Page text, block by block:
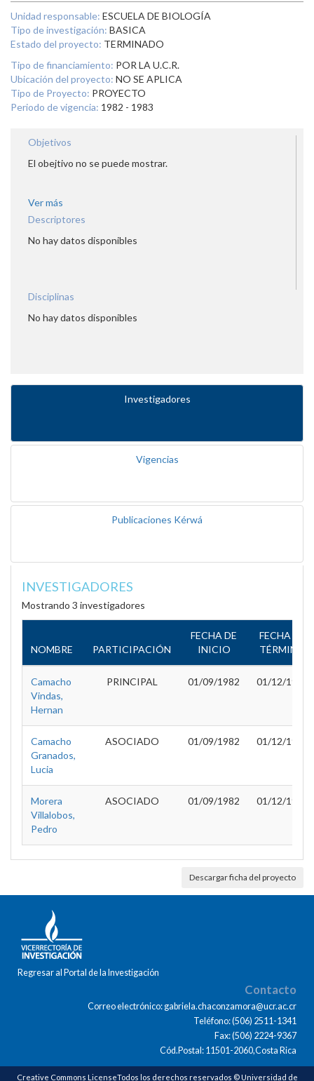
Unidad responsable: ESCUELA DE BIOLOGÍA
Tipo de investigación: BASICA
Estado del proyecto: TERMINADO
Tipo de financiamiento: POR LA U.C.R.
Ubicación del proyecto: NO SE APLICA
Tipo de Proyecto: PROYECTO
Periodo de vigencia: 1982 - 1983
Objetivos
El obejtivo no se puede mostrar.
Ver más
Descriptores
No hay datos disponibles
Disciplinas
No hay datos disponibles
Investigadores
Vigencias
Publicaciones Kérwá
INVESTIGADORES
Mostrando 3 investigadores
NOMBRE PARTICIPACIÓN
FECHA DE
INICIO
FECHA DE
TÉRMINO
Camacho
Vindas,
Hernan
PRINCIPAL 01/09/1982 01/12/1983
Camacho
Granados,
Lucia
ASOCIADO 01/09/1982 01/12/1983
Morera
Villalobos,
Pedro
ASOCIADO 01/09/1982 01/12/1983
Descargar ficha del proyecto
Regresar al Portal de la Investigación
Contacto
Correo electrónico: gabriela.chaconzamora@ucr.ac.cr
Teléfono: (506) 2511-1341
Fax: (506) 2224-9367
Cód.Postal: 11501-2060,Costa Rica
Creative Commons LicenseTodos los derechos reservados © Universidad de